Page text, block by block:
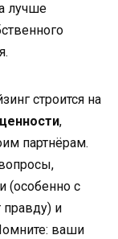
лучше
строится на
,
партнёрам.
(особенно с
правду) и
ваши